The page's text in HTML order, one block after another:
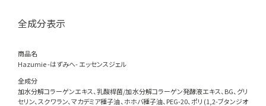
全成分表示
商品名
Hazumie -はずみへ- エッセンスジェル
全成分
加水分解コラーゲンエキス、乳酸桿菌/加水分解コラーゲン発酵液エキス、BG、グリ
セリン、スクワラン、マカデミア種子油、ホホバ種子油、PEG-20、ポリ(1,2-ブタンジオ